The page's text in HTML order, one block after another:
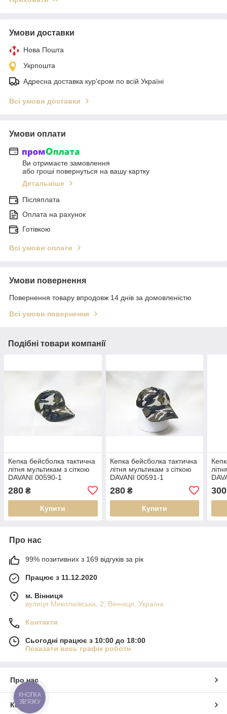
Умови доставки
Нова Пошта
Укрпошта
Адресна доставка кур'єром по всій Україні
Всі умови доставки
Умови оплати
Ви отримаєте замовлення
або гроші повернуться на вашу картку
Детальніше
Післяплата
Оплата на рахунок
Готівкою
Всі умови оплати
Умови повернення
Повернення товару впродовж 14 днів за домовленістю
Всі умови повернення
Подібні товари компанії
Кепка бейсболка тактична
літня мультикам з сіткою
DAVANI 00590-1
280 ₴
Купити
Кепка бейсболка тактична
літня мультикам з сіткою
DAVANI 00591-1
280₴
Купити
300
Про нас
99% позитивних з 169 відгуків за рік
Працює з 11.12.2020
м. Вінниця
вулиця Миколаївська, 2, Вінниця, Україна
Контакти
Сьогодні працює з 10:00 до 18:00
Показати весь графік роботи
Про нас
Контакти
КНОПКА
ЗВ'ЯЗКУ